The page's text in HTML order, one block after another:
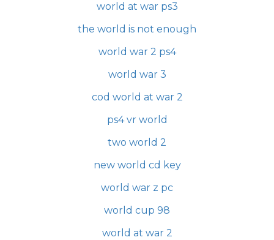
world at war ps3
the world is not enough
world war 2 ps4
world war 3
cod world at war 2
ps4 vr world
two world 2
new world cd key
world war z pc
world cup 98
world at war 2